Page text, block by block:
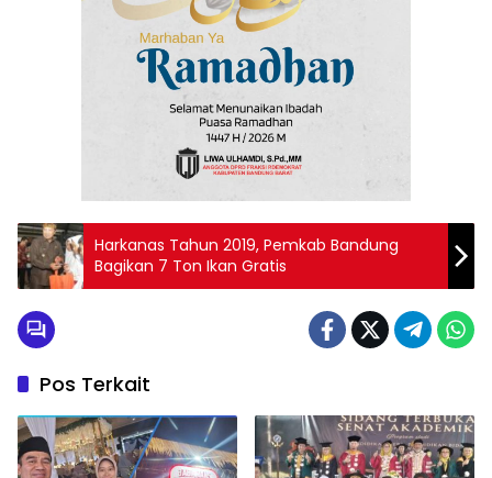
Harkanas Tahun 2019, Pemkab Bandung
Bagikan 7 Ton Ikan Gratis
Pos Terkait